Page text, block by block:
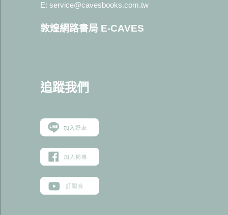
E: service@cavesbooks.com.tw
敦煌網路書局 E-CAVES
追蹤我們